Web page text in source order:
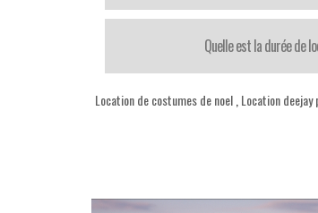
Quelle est la durée de
Location de costumes de noel, Location deejay